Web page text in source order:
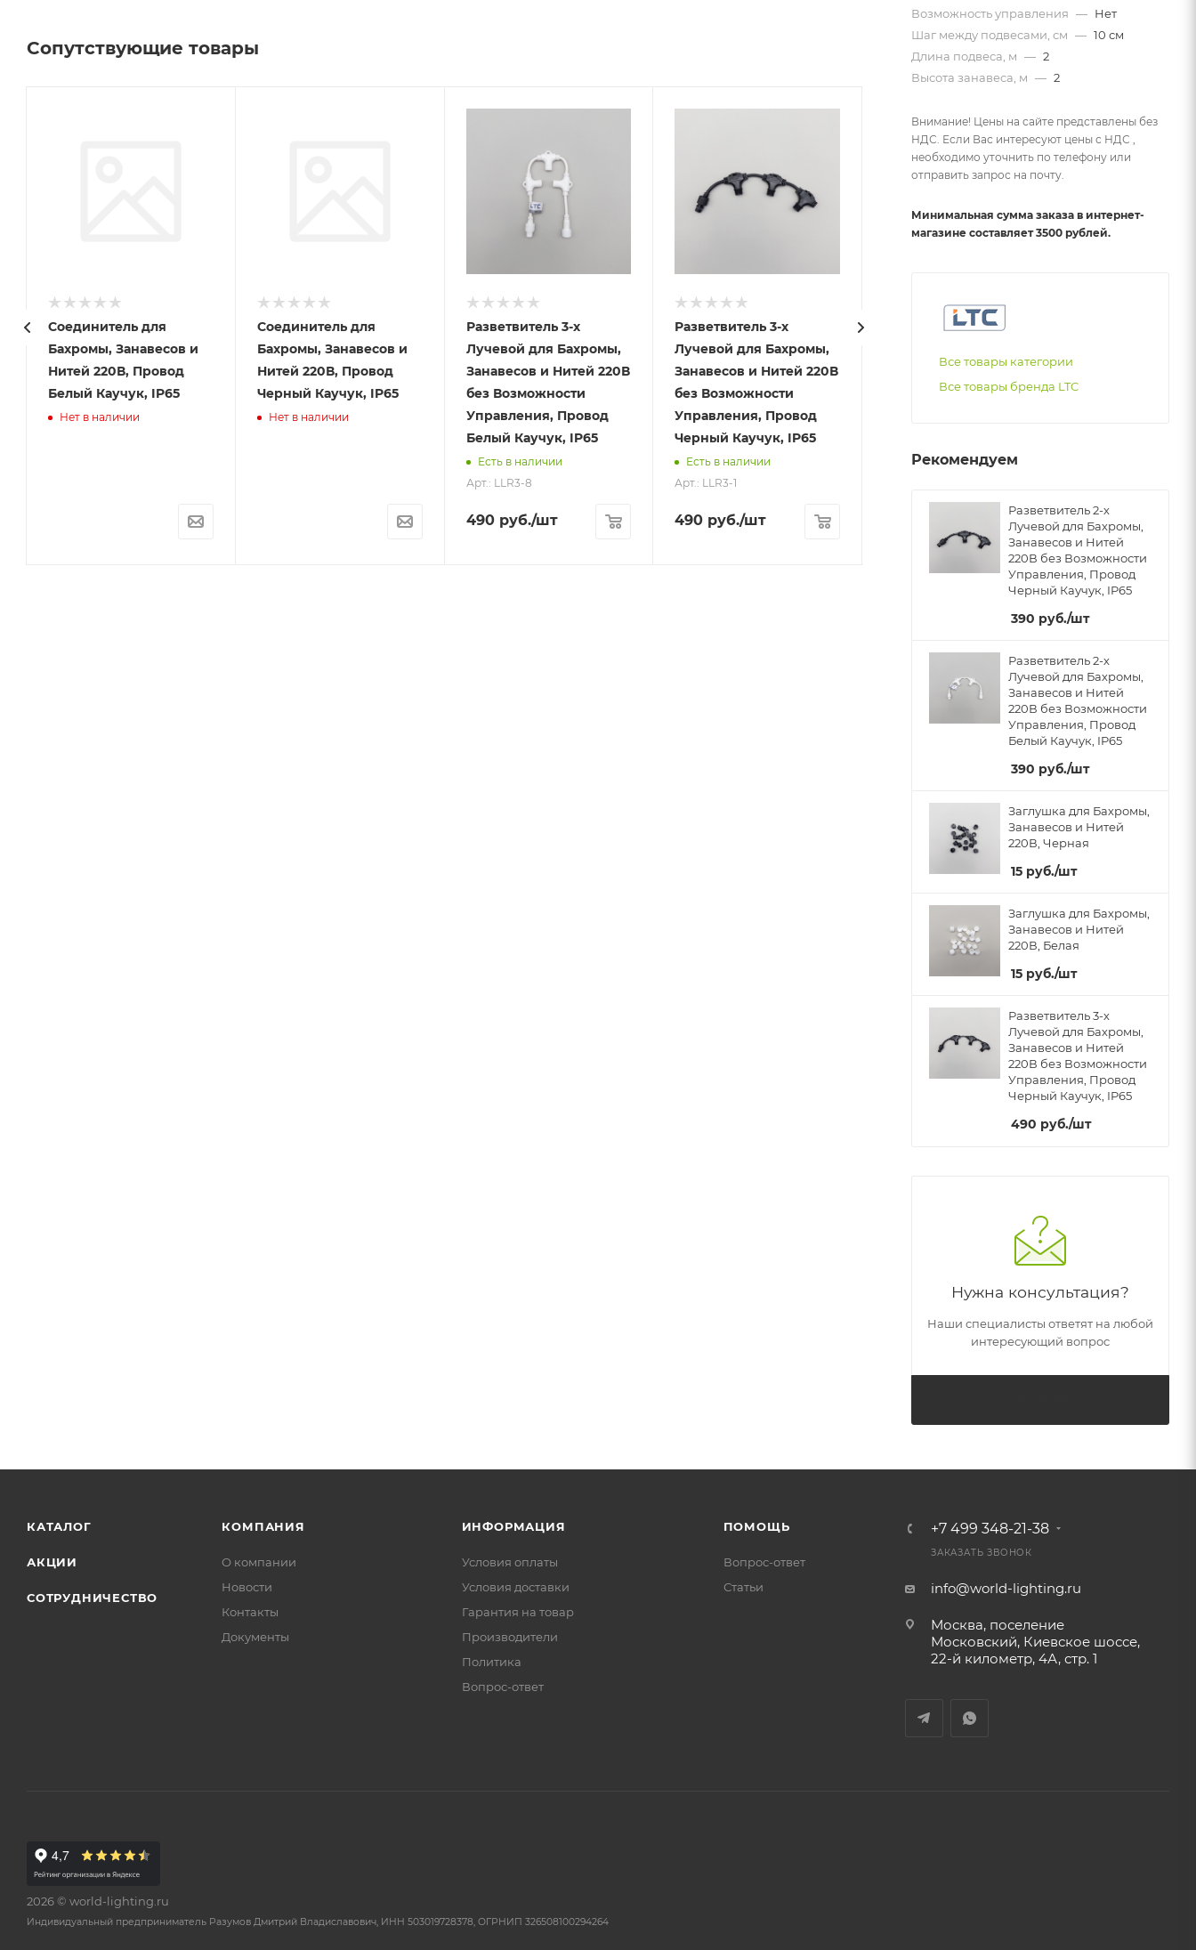
Сопутствующие товары
Соединитель для
Бахромы, Занавесов и
Нитей 220В, Провод
Белый Каучук, IP65
Нет в наличии
Соединитель для
Бахромы, Занавесов и
Нитей 220В, Провод
Черный Каучук, IP65
Нет в наличии
Разветвитель 3-х
Лучевой для Бахромы,
Занавесов и Нитей 220В
без Возможности
Управления, Провод
Белый Каучук, IP65
Есть в наличии
Арт.: LLR3-8
490руб./шт
Разветвитель 3-х
Лучевой для Бахромы,
Занавесов и Нитей 220В
без Возможности
Управления, Провод
Черный Каучук, IP65
Есть в наличии
Арт.: LLR3-1
490 руб./шт
Заглушка для Бахромы,
220В, Белая
Есть в наличии
15руб.
Возможность управления — Нет
Шаг между подвесами, см — 10 см
Длина подвеса, м — 2
Высота занавеса, м — 2
Внимание! Цены на сайте представлены без
НДС. Если Вас интересуют цены с НДС ,
необходимо уточнить по телефону или
отправить запрос на почту.
Минимальная сумма заказа в интернет-
магазине составляет 3500 рублей.
Все товары категории
Все товары бренда LTC
Рекомендуем
Разветвитель 2-х
Лучевой для Бахромы,
Занавесов и Нитей
220В без Возможности
Управления, Провод
Черный Каучук, IP65
390 руб./шт
Разветвитель 2-х
Лучевой для Бахромы,
Занавесов и Нитей
220В без Возможности
Управления, Провод
Белый Каучук, IP65
390 руб./шт
Заглушка для Бахромы,
Занавесов и Нитей
220В, Черная
15 руб./шт
Заглушка для Бахромы,
Занавесов и Нитей
220В, Белая
15 руб./шт
Разветвитель 3-х
Лучевой для Бахромы,
Занавесов и Нитей
220В без Возможности
Управления, Провод
Черный Каучук, IP65
490 руб./шт
Нужна консультация?
Наши специалисты ответят на любой
интересующий вопрос
КАТАЛОГ
АКЦИИ
СОТРУДНИЧЕСТВО
КОМПАНИЯ
О компании
Новости
Контакты
Документы
ИНФОРМАЦИЯ
Условия оплаты
Условия доставки
Гарантия на товар
Производители
Политика
Вопрос-ответ
ПОМОЩЬ
Вопрос-ответ
Статьи
+7 499 348-21-38
ЗАКАЗАТЬ ЗВОНОК
info@world-lighting.ru
Москва, поселение
Московский, Киевское шоссе,
22-й километр, 4А, стр. 1
2026 © world-lighting.ru
Индивидуальный предприниматель Разумов Дмитрий Владиславович, ИНН 503019728378, ОГРНИП 326508100294264